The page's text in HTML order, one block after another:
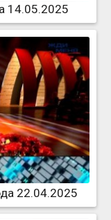
14.05.2025
22.04.2025